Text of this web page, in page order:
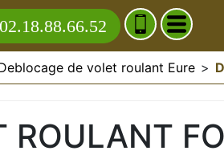
02.18.88.66.52
de volet roulant Eure >
ROULANT